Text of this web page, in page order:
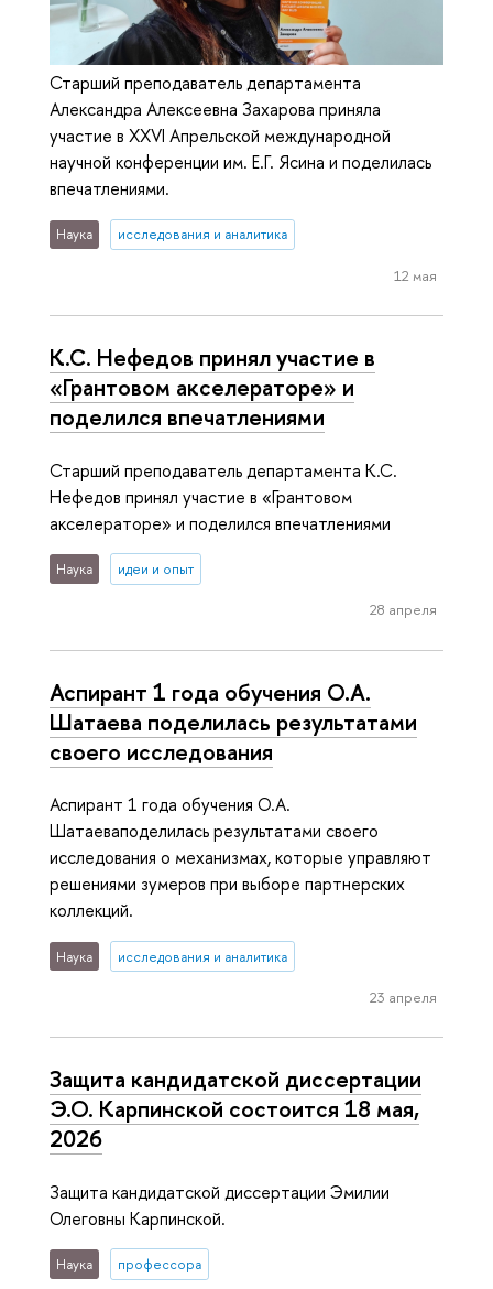
Старший преподаватель департамента
Александра Алексеевна Захарова приняла
участие в XXVI Апрельской международной
научной конференции им. Е.Г. Ясина и поделилась
впечатлениями.
Наука исследования и аналитика
12 мая
К.С. Нефедов принял участие в
«Грантовом акселераторе» и
поделился впечатлениями
Старший преподаватель департамента К.С.
Нефедов принял участие в «Грантовом
акселераторе» и поделился впечатлениями
Наука идеи и опыт
28 апреля
Аспирант 1 года обучения О.А.
Шатаева поделилась результатами
своего исследования
Аспирант 1 года обучения О.А.
Шатаеваподелилась результатами своего
исследования о механизмах, которые управляют
решениями зумеров при выборе партнерских
коллекций.
Наука исследования и аналитика
23 апреля
Защита кандидатской диссертации
Э.О. Карпинской состоится 18 мая,
2026
Защита кандидатской диссертации Эмилии
Олеговны Карпинской.
Наука профессора